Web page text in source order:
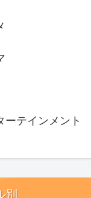
ーテインメント
別